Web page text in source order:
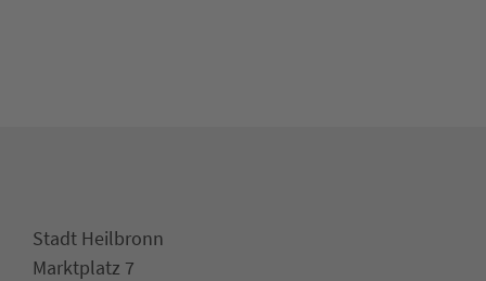
Stadt Heilbronn
Marktplatz 7